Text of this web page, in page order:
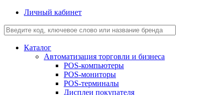
Личный кабинет
Каталог
Автоматизация торговли и бизнеса
POS-компьютеры
POS-мониторы
POS-терминалы
Дисплеи покупателя